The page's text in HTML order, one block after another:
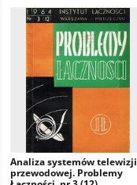
Analiza systemów telewizji
przewodowej. Problemy